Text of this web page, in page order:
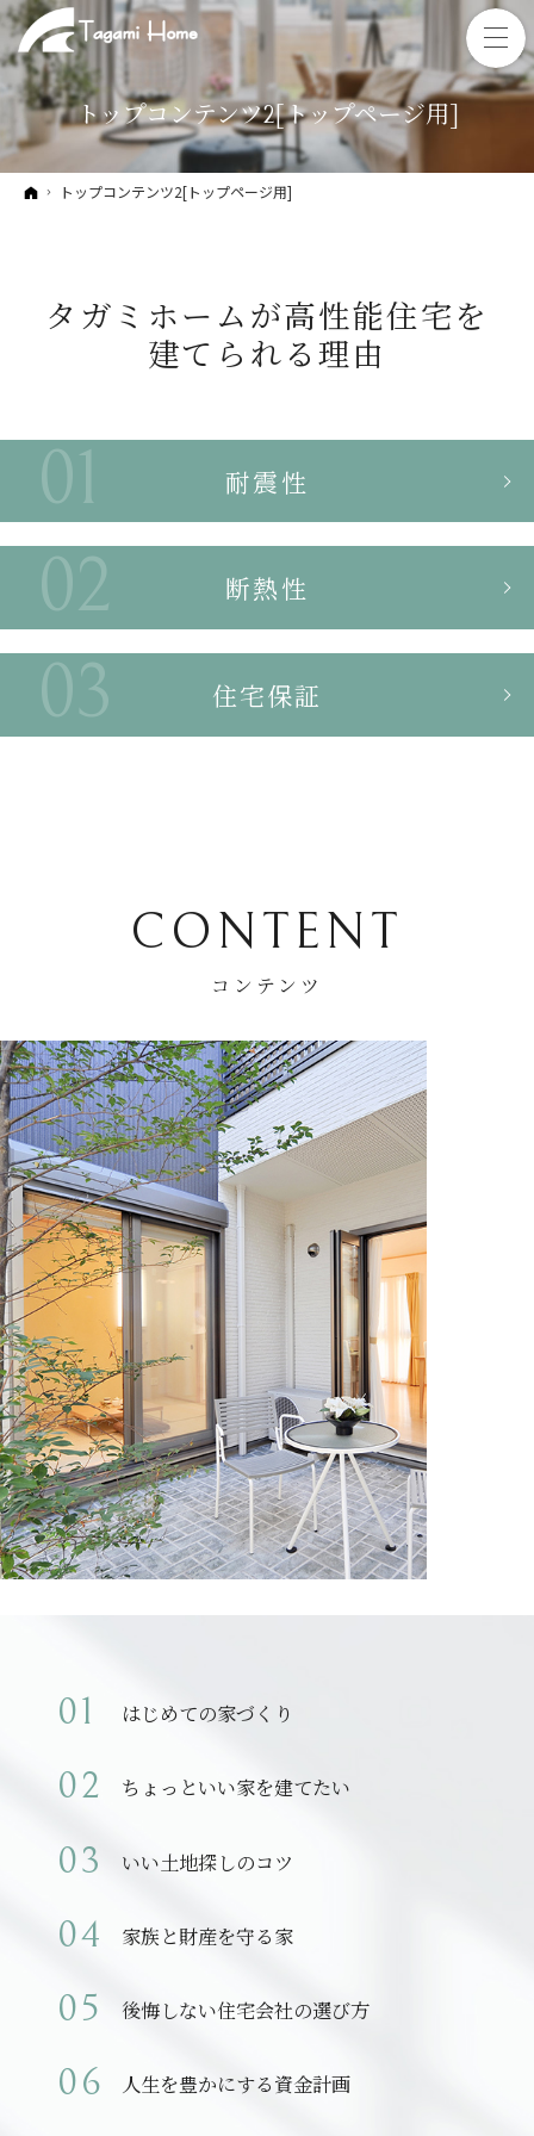
トップコンテンツ2[トップページ用]
ホーム
トップコンテンツ2[トップページ用]
タガミホームが高性能住宅を
建てられる理由
耐震性
断熱性
住宅保証
CONTENT
コンテンツ
はじめての家づくり
ちょっといい家を建てたい
いい土地探しのコツ
家族と財産を守る家
後悔しない住宅会社の選び方
人生を豊かにする資金計画